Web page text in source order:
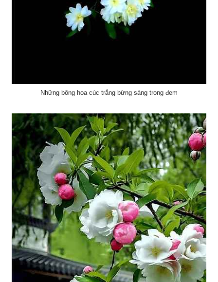
Những bông hoa cúc trắng bừng sáng trong đem